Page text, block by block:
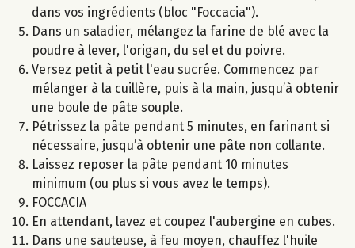
dans vos ingrédients (bloc "Foccacia").
Dans un saladier, mélangez la farine de blé avec la
poudre à lever, l'origan, du sel et du poivre.
Versez petit à petit l'eau sucrée. Commencez par
mélanger à la cuillère, puis à la main, jusqu’à obtenir
une boule de pâte souple.
Pétrissez la pâte pendant 5 minutes, en farinant si
nécessaire, jusqu’à obtenir une pâte non collante.
Laissez reposer la pâte pendant 10 minutes
minimum (ou plus si vous avez le temps).
FOCCACIA
En attendant, lavez et coupez l'aubergine en cubes.
Dans une sauteuse, à feu moyen, chauffez l'huile